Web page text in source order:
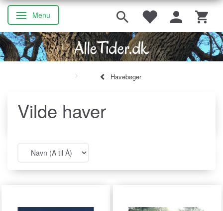
Skifte navigation
Menu
Havebøger
Vilde haver